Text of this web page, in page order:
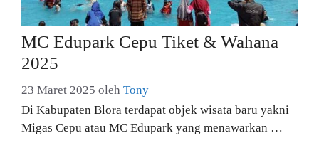
MC Edupark Cepu Tiket & Wahana
2025
23 Maret 2025 oleh Tony
Di Kabupaten Blora terdapat objek wisata baru yakni
Migas Cepu atau MC Edupark yang menawarkan …